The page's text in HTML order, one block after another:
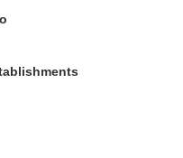
une nouvelle fenêtre)